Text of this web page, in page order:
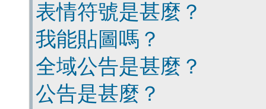
表情符號是甚麼？
我能貼圖嗎？
全域公告是甚麼？
公告是甚麼？